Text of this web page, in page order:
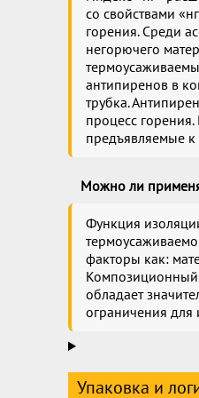
со свойствами
горения. Среди
негорючего
антипиренов в
трубка.
процесс
предъявляемые к
Можно ли
Функция
факторы как:
Композиционный
обладает
ограничения
Упаковка и